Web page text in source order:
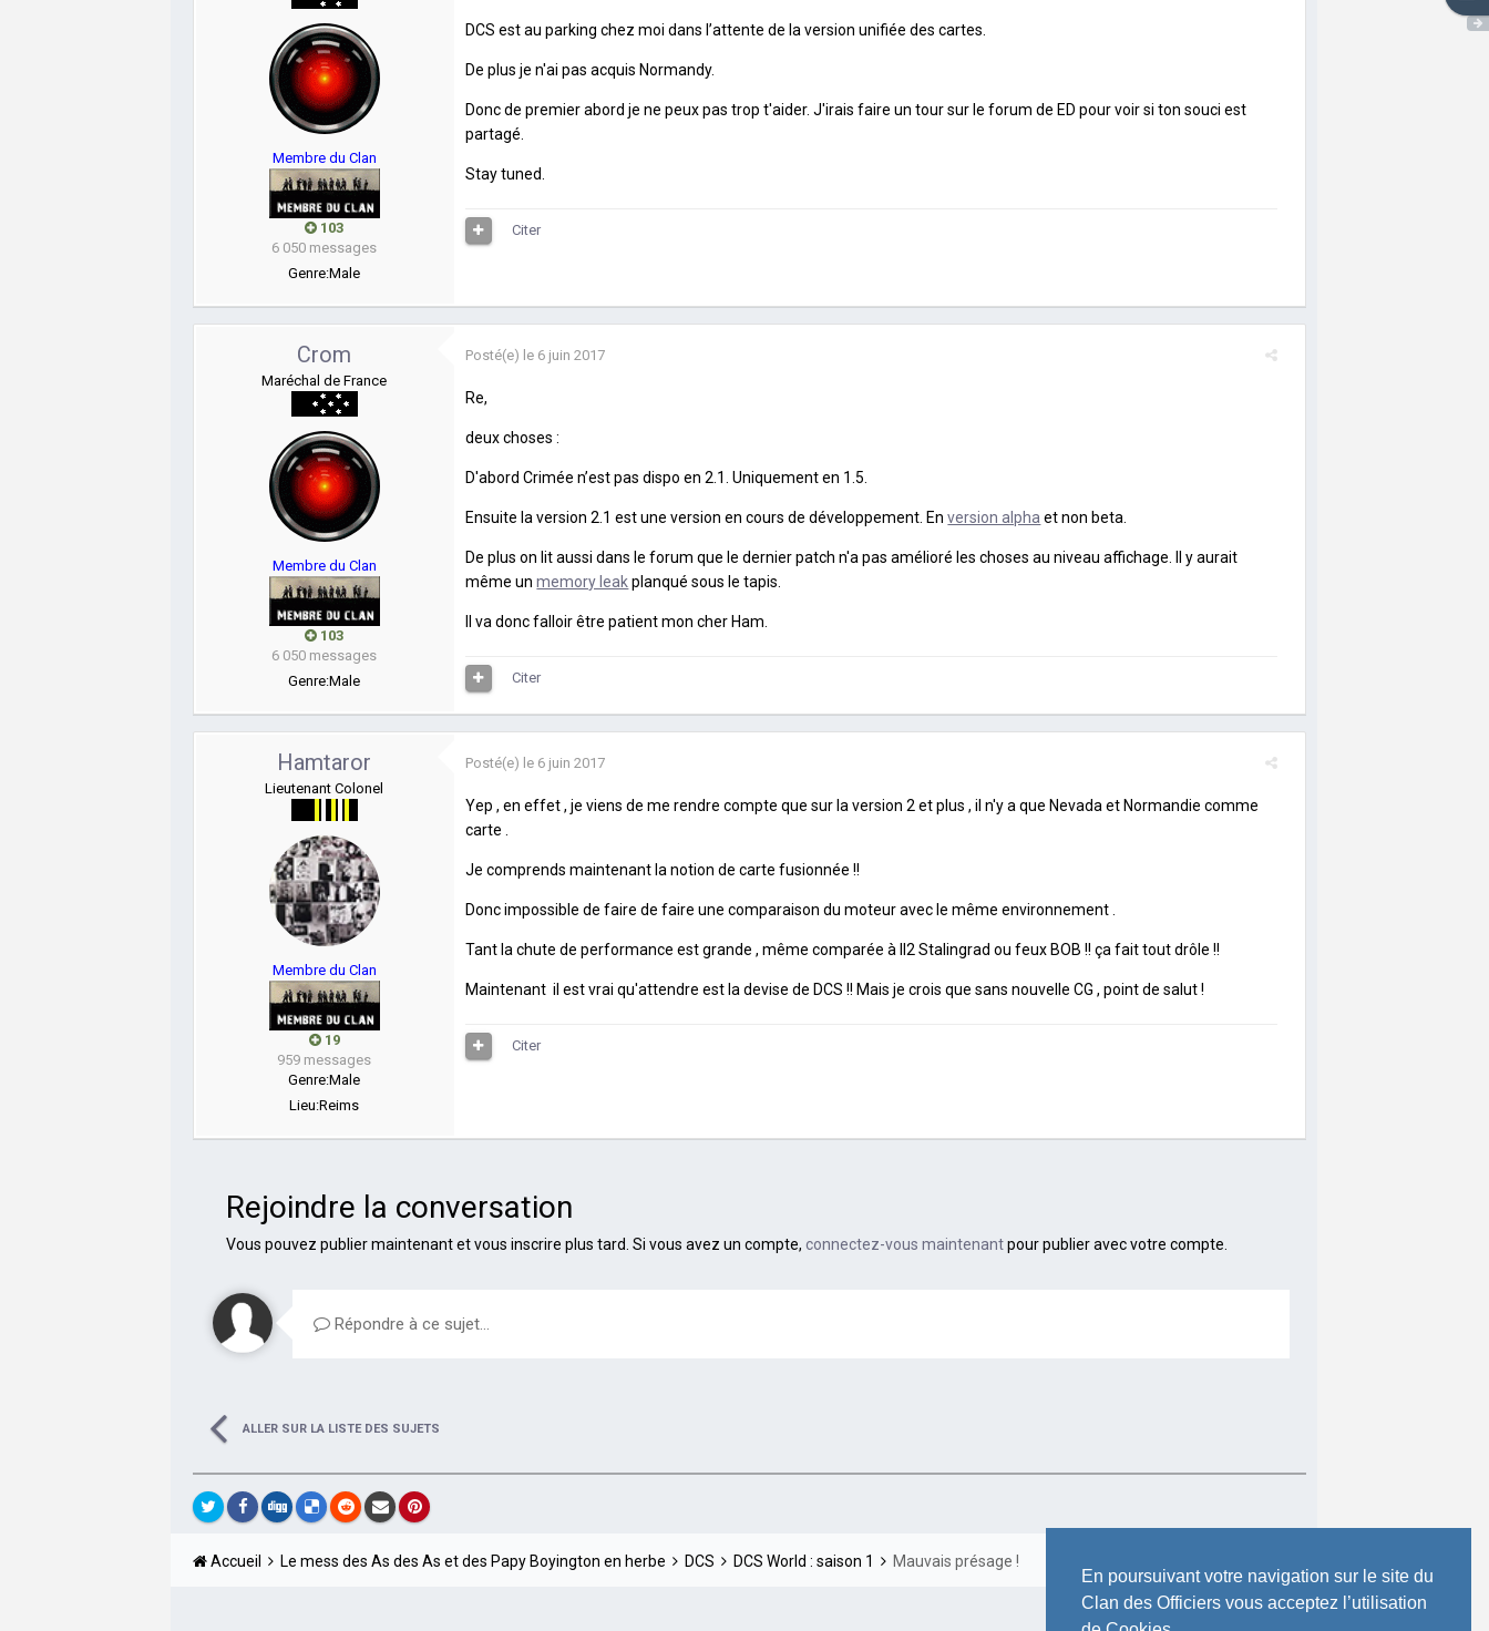
En poursuivant votre navigation sur le site du
Clan des Officiers vous acceptez l’utilisation
Membre du Clan
103
6 050 messages
Genre:Male
DCS est au parking chez moi dans l’attente de la version unifiée des cartes.
De plus je n'ai pas acquis Normandy.
Donc de premier abord je ne peux pas trop t'aider. J'irais faire un tour sur le forum de ED pour voir si ton souci est
partagé.
Stay tuned.
Citer
Crom
Maréchal de France
Membre du Clan
103
6 050 messages
Genre:Male
Posté(e) le 6 juin 2017
Re,
deux choses :
D'abord Crimée n’est pas dispo en 2.1. Uniquement en 1.5.
Ensuite la version 2.1 est une version en cours de développement. Enversion alpha et non beta.
De plus on lit aussi dans le forum que le dernier patch n'a pas amélioré les choses au niveau affichage. Il y aurait
même unmemory leakplanqué sous le tapis.
Il va donc falloir être patient mon cher Ham.
Citer
Hamtaror
Lieutenant Colonel
Membre du Clan
19
959 messages
Genre:Male
Lieu:Reims
Posté(e) le 6 juin 2017
Yep , en effet , je viens de me rendre compte que sur la version 2 et plus , il n'y a que Nevada et Normandie comme
carte .
Je comprends maintenant la notion de carte fusionnée !!
Donc impossible de faire de faire une comparaison du moteur avec le même environnement .
Tant la chute de performance est grande , même comparée à Il2 Stalingrad ou feux BOB !! ça fait tout drôle !!
Maintenant il est vrai qu'attendre est la devise de DCS !! Mais je crois que sans nouvelle CG , point de salut !
Citer
Rejoindre la conversation
Vous pouvez publier maintenant et vous inscrire plus tard. Si vous avez un compte, connectez-vous maintenantpour publier avec votre compte.
Répondre à ce sujet…
ALLER SUR LA LISTE DES SUJETS
Accueil Le mess des As des As et des Papy Boyington en herbe DCS DCS World : saison 1 Mauvais présage !